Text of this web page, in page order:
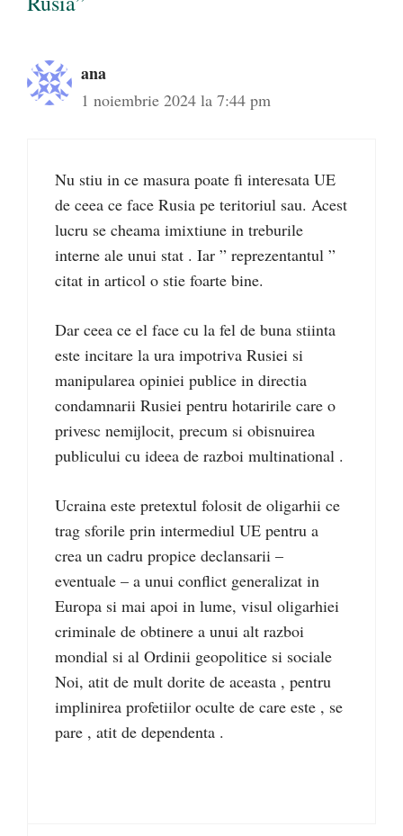
ana
1 noiembrie 2024 la 7:44 pm
Nu stiu in ce masura poate fi interesata UE
de ceea ce face Rusia pe teritoriul sau. Acest
lucru se cheama imixtiune in treburile
interne ale unui stat . Iar ” reprezentantul ”
citat in articol o stie foarte bine.
Dar ceea ce el face cu la fel de buna stiinta
este incitare la ura impotriva Rusiei si
manipularea opiniei publice in directia
condamnarii Rusiei pentru hotaririle care o
privesc nemijlocit, precum si obisnuirea
publicului cu ideea de razboi multinational .
Ucraina este pretextul folosit de oligarhii ce
trag sforile prin intermediul UE pentru a
crea un cadru propice declansarii –
eventuale – a unui conflict generalizat in
Europa si mai apoi in lume, visul oligarhiei
criminale de obtinere a unui alt razboi
mondial si al Ordinii geopolitice si sociale
Noi, atit de mult dorite de aceasta , pentru
implinirea profetiilor oculte de care este , se
pare , atit de dependenta .